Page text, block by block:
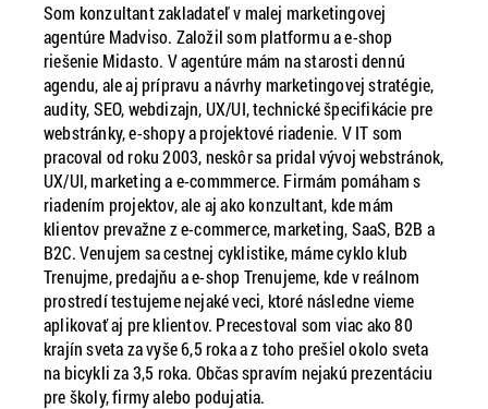
Som konzultant zakladateľ v malej marketingovej
agentúre Madviso. Založil som platformu a e-shop
riešenie Midasto. V agentúre mám na starosti dennú
agendu, ale aj prípravu a návrhy marketingovej stratégie,
audity, SEO, webdizajn, UX/UI, technické špecifikácie pre
webstránky, e-shopy a projektové riadenie. V IT som
pracoval od roku 2003, neskôr sa pridal vývoj webstránok,
UX/UI, marketing a e-commmerce. Firmám pomáham s
riadením projektov, ale aj ako konzultant, kde mám
klientov prevažne z e-commerce, marketing, SaaS, B2B a
B2C. Venujem sa cestnej cyklistike, máme cyklo klub
Trenujme, predajňu a e-shop Trenujeme, kde v reálnom
prostredí testujeme nejaké veci, ktoré následne vieme
aplikovať aj pre klientov. Precestoval som viac ako 80
krajín sveta za vyše 6,5 roka a z toho prešiel okolo sveta
na bicykli za 3,5 roka. Občas spravím nejakú prezentáciu
pre školy, firmy alebo podujatia.